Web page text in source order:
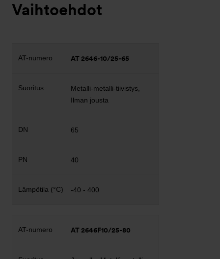
Vaihtoehdot
AT 2646-10/25-65
Metalli-metalli-tiivistys,
Ilman jousta
65
40
-40 - 400
AT 2646F10/25-80